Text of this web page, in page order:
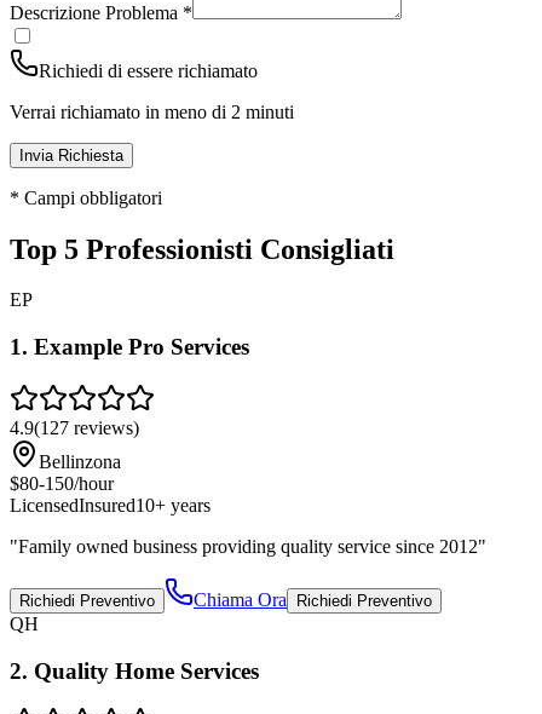
Descrizione Problema *
Richiedi di essere richiamato
Verrai richiamato in meno di 2 minuti
Invia Richiesta
* Campi obbligatori
Top 5 Professionisti Consigliati
EP
1. Example Pro Services
4.9(127 reviews)
Bellinzona
$80-150/hour
LicensedInsured10+ years
"Family owned business providing quality service since 2012"
Richiedi Preventivo Chiama Ora Richiedi Preventivo
QH
2. Quality Home Services